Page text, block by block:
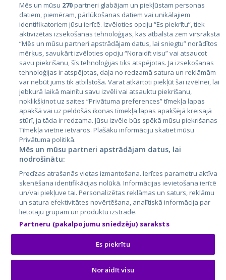
Страны
Эстония
Латвия
Литва
City24.lv
City24.ee
GetaPro.lv
GetaPro.ee
Skelbiu.lt
Autoplius.lt
Aruodas.lt
Kainos.lt
Paslaugos.lt
auto24.ee
KV.ee
Osta.ee
KuldneBörs.ee
Mēs un mūsu 270partneri glabājam un piekļūstam personas
datiem, piemēram, pārlūkošanas datiem vai unikālajiem
identifikatoriem jūsu ierīcē. Izvēloties opciju “Es piekrītu”, tiek
aktivizētas izsekošanas tehnoloģijas, kas atbalsta zem virsraksta
“Mēs un mūsu partneri apstrādājam datus, lai sniegtu” norādītos
mērķus, savukārt izvēloties opciju “Noraidīt visu” vai atsaucot
savu piekrišanu, šīs tehnoloģijas tiks atspējotas. Ja izsekošanas
tehnoloģijas ir atspējotas, daļa no redzamā satura un reklāmām
var nebūt jums tik atbilstoša. Varat atkārtoti piekļūt šai izvēlnei, lai
jebkurā laikā mainītu savu izvēli vai atsauktu piekrišanu,
noklikšķinot uz saites “Privātuma preferences” tīmekļa lapas
apakšā vai uz peldošās ikonas tīmekļa lapas apakšējā kreisajā
stūrī, ja tāda ir redzama. Jūsu izvēle būs spēkā mūsu piekrišanas
Tīmekļa vietne ietvaros. Plašāku informāciju skatiet mūsu
Privātuma politikā.
Mēs un mūsu partneri apstrādājam datus, lai
nodrošinātu:
Precīzas atrašanās vietas izmantošana. Ierīces parametru aktīva
skenēšana identifikācijas nolūkā. Informācijas ievietošana ierīcē
un/vai piekļuve tai. Personalizētas reklāmas un saturs, reklāmu
un satura efektivitātes novērtēšana, analītiskā informācija par
lietotāju grupām un produktu izstrāde.
Partneru (pakalpojumu sniedzēju) saraksts
Es piekrītu
Noraidīt visu